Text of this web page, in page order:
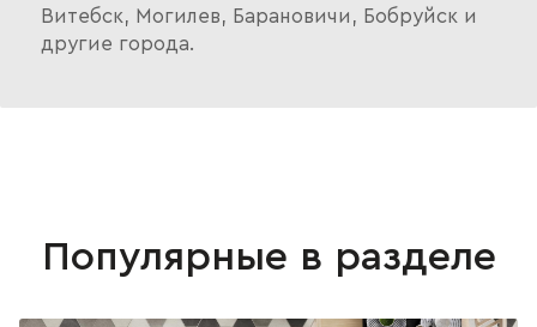
Витебск, Могилев, Барановичи, Бобруйск и
другие города.
Популярные в разделе